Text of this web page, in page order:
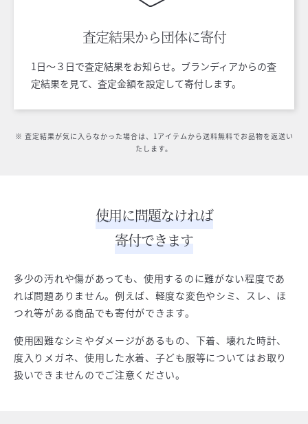
査定結果から団体に寄付
1日〜３日で査定結果をお知らせ。ブランディアからの査
定結果を見て、査定金額を設定して寄付します。
※ 査定結果が気に入らなかった場合は、1アイテムから送料無料でお品物を返送い
たします。
使用に問題なければ
寄付できます
多少の汚れや傷があっても、使用するのに難がない程度であ
れば問題ありません。例えば、軽度な変色やシミ、スレ、ほ
つれ等がある商品でも寄付ができます。
使用困難なシミやダメージがあるもの、下着、壊れた時計、
度入りメガネ、使用した水着、子ども服等についてはお取り
扱いできませんのでご注意ください。